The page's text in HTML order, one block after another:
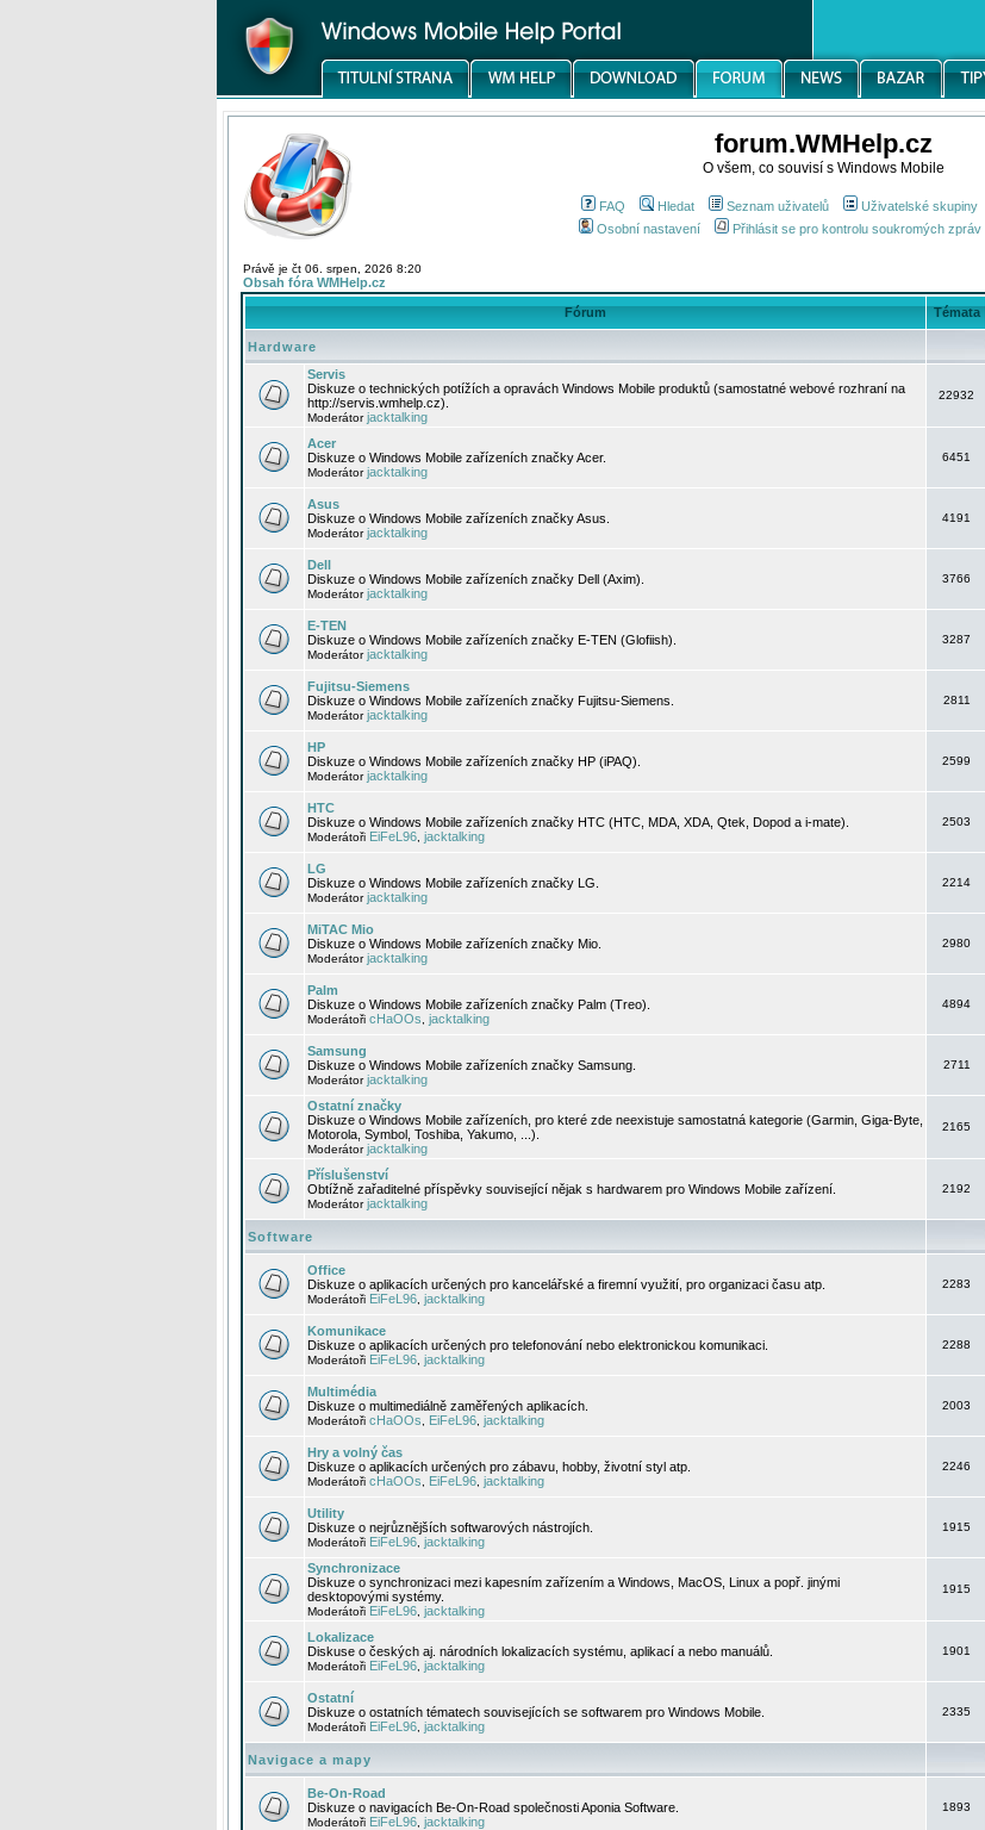
forum.WMHelp.cz
O všem, co souvisí s Windows Mobile
FAQ Hledat Seznam uživatelů Uživatelské skupiny
Osobní nastavení
Přihlásit se pro kontrolu soukromých zpráv
Právě je čt 06. srpen, 2026 8:20
Obsah fóra WMHelp.cz
Fórum Témata
Hardware
Servis
Diskuze o technických potížích a opravách Windows Mobile produktů (samostatné webové rozhraní na
http://servis.wmhelp.cz).
Moderátorjacktalking
22932
Acer
Diskuze o Windows Mobile zařízeních značky Acer.
Moderátorjacktalking
6451
Asus
Diskuze o Windows Mobile zařízeních značky Asus.
Moderátorjacktalking
4191
Dell
Diskuze o Windows Mobile zařízeních značky Dell (Axim).
Moderátorjacktalking
3766
E-TEN
Diskuze o Windows Mobile zařízeních značky E-TEN (Glofiish).
Moderátorjacktalking
3287
Fujitsu-Siemens
Diskuze o Windows Mobile zařízeních značky Fujitsu-Siemens.
Moderátorjacktalking
2811
HP
Diskuze o Windows Mobile zařízeních značky HP (iPAQ).
Moderátorjacktalking
2599
HTC
Diskuze o Windows Mobile zařízeních značky HTC (HTC, MDA, XDA, Qtek, Dopod a i-mate).
Moderátoři EiFeL96 jacktalking
2503
LG
Diskuze o Windows Mobile zařízeních značky LG.
Moderátorjacktalking
2214
MiTAC Mio
Diskuze o Windows Mobile zařízeních značky Mio.
Moderátorjacktalking
2980
Palm
Diskuze o Windows Mobile zařízeních značky Palm (Treo).
Moderátoři cHaOOs jacktalking
4894
Samsung
Diskuze o Windows Mobile zařízeních značky Samsung.
Moderátorjacktalking
2711
Ostatní značky
Diskuze o Windows Mobile zařízeních, pro které zde neexistuje samostatná kategorie (Garmin, Giga-Byte,
Motorola, Symbol, Toshiba, Yakumo, ...).
Moderátorjacktalking
2165
Příslušenství
Obtížně zařaditelné příspěvky související nějak s hardwarem pro Windows Mobile zařízení.
Moderátorjacktalking
2192
Software
Office
Diskuze o aplikacích určených pro kancelářské a firemní využití, pro organizaci času atp.
Moderátoři EiFeL96 jacktalking
2283
Komunikace
Diskuze o aplikacích určených pro telefonování nebo elektronickou komunikaci.
Moderátoři EiFeL96 jacktalking
2288
Multimédia
Diskuze o multimediálně zaměřených aplikacích.
Moderátoři cHaOOs EiFeL96 jacktalking
2003
Hry a volný čas
Diskuze o aplikacích určených pro zábavu, hobby, životní styl atp.
Moderátoři cHaOOs EiFeL96 jacktalking
2246
Utility
Diskuze o nejrůznějších softwarových nástrojích.
Moderátoři EiFeL96 jacktalking
1915
Synchronizace
Diskuze o synchronizaci mezi kapesním zařízením a Windows, MacOS, Linux a popř. jinými
desktopovými systémy.
Moderátoři EiFeL96 jacktalking
1915
Lokalizace
Diskuse o českých aj. národních lokalizacích systému, aplikací a nebo manuálů.
Moderátoři EiFeL96 jacktalking
1901
Ostatní
Diskuze o ostatních tématech souvisejících se softwarem pro Windows Mobile.
Moderátoři EiFeL96 jacktalking
2335
Navigace a mapy
Be-On-Road
Diskuze o navigacích Be-On-Road společnosti Aponia Software.
Moderátoři EiFeL96 jacktalking
1893